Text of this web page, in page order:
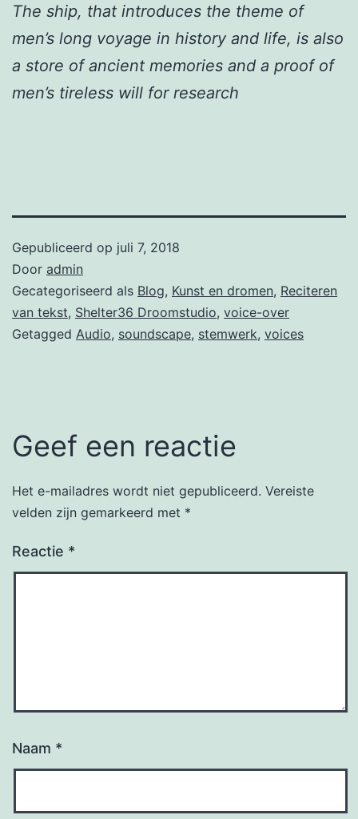
The ship, that introduces the theme of
men’s long voyage in history and life, is also
a store of ancient memories and a proof of
men’s tireless will for research
Gepubliceerd op juli 7, 2018
Door admin
Gecategoriseerd als Blog, Kunst en dromen, Reciteren
van tekst, Shelter36 Droomstudio, voice-over
Getagged Audio, soundscape, stemwerk, voices
Geef een reactie
Het e-mailadres wordt niet gepubliceerd. Vereiste
velden zijn gemarkeerd met *
Reactie *
Naam *